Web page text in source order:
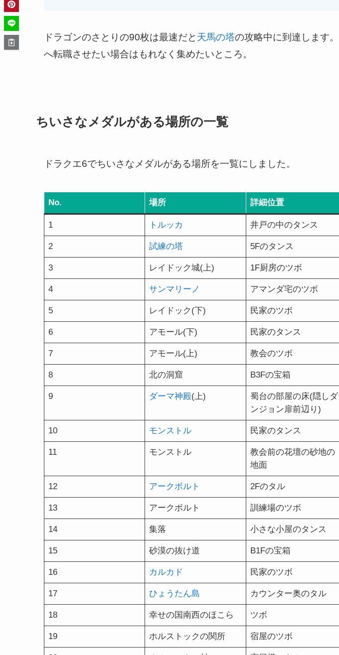
ドラゴンのさとりの90枚は最速だと 天馬の塔の攻略中に到達します。
へ転職させたい場合はもれなく集めたいところ。
ちいさなメダルがある場所の一覧
ドラクエ6でちいさなメダルがある場所を一覧にしました。
No. 場所 詳細位置
1 トルッカ 井戸の中のタンス
2 試練の塔 5Fのタンス
3 レイドック城(上) 1F厨房のツボ
4 サンマリーノ アマンダ宅のツボ
5 レイドック(下) 民家のツボ
6 アモール(下) 民家のタンス
7 アモール(上) 教会のツボ
8 北の洞窟 B3Fの宝箱
9 ダーマ神殿(上)
蜀台の部屋の床(隠しダ
ンジョン扉前辺り)
10 モンストル 民家のタンス
11 モンストル
教会前の花壇の砂地の
地面
12 アークボルト 2Fのタル
13 アークボルト 訓練場のツボ
14 集落 小さな小屋のタンス
15 砂漠の抜け道 B1Fの宝箱
16 カルカド 民家のツボ
17 ひょうたん島 カウンター奥のタル
18 幸せの国南西のほこら ツボ
19 ホルストックの関所 宿屋のツボ